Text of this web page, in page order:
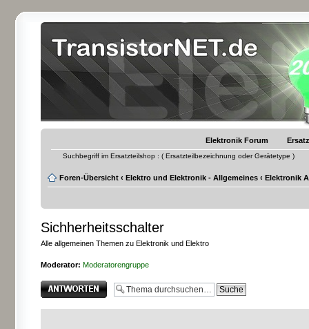
Elektronik Forum
Suchbegriff im Ersatzteilshop : ( Ersatzteilbezeichnung oder Gerätetype )
Foren-Übersicht ‹ Elektro und Elektronik - Allgemeines ‹ Elektronik
Sichherheitsschalter
Alle allgemeinen Themen zu Elektronik und Elektro
Moderator: Moderatorengruppe
Antwort erstellen